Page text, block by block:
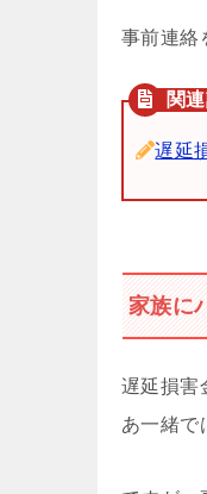
事前連絡
遅延
家族に
遅延損害
あ一緒で